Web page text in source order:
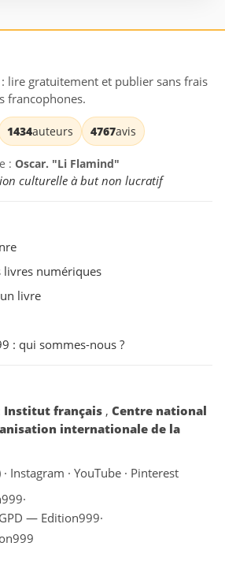
lire gratuitement et publier sans frais
francophones.
1434auteurs 4767avis
: Oscar. "Li Flamind"
culturelle à but non lucratif
livres numériques
livre
: qui sommes-nous ?
Institut français , Centre national
internationale de la
· Instagram · YouTube · Pinterest
·
— Edition999·